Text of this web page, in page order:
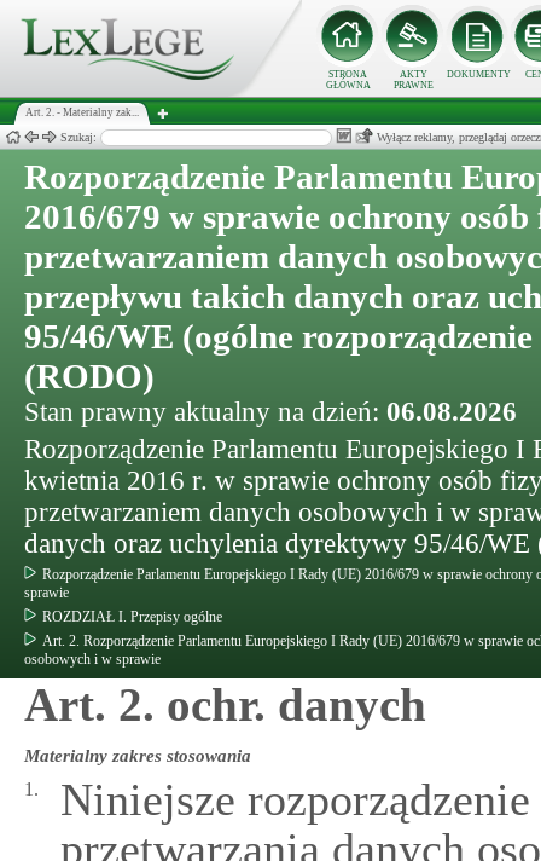
STRONA
GŁÓWNA
AKTY
PRAWNE
DOKUMENTY
Art. 2. - Materialny zak...
Szukaj: Wyłącz reklamy, przeglądaj
Rozporządzenie Parlamentu
2016/679 w sprawie ochrony
przetwarzaniem danych
przepływu takich danych oraz
95/46/WE (ogólne
(RODO)
Stan prawny aktualny na dzień: 06.08.2026
Rozporządzenie Parlamentu Europejskiego
kwietnia 2016 r. w sprawie ochrony osób
przetwarzaniem danych osobowych i w
danych oraz uchylenia dyrektywy 95/46/WE
Rozporządzenie Parlamentu Europejskiego I Rady (UE) 2016/679 w sprawie
sprawie
ROZDZIAŁ I. Przepisy ogólne
Art. 2. Rozporządzenie Parlamentu Europejskiego I Rady (UE) 2016/679 w sprawie
osobowych i w sprawie
Art. 2. ochr. danych
Materialny zakres stosowania
1.
Niniejsze
przetwarzania danych